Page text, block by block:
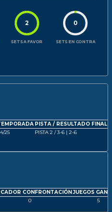
2
SETS A FAVOR
0
SETS EN CONTRA
PISTA / RESULTADO FINAL
25 PISTA 2 / 3-6 | 2-6
CONFRONTACIÓN JUEGOS
0 5